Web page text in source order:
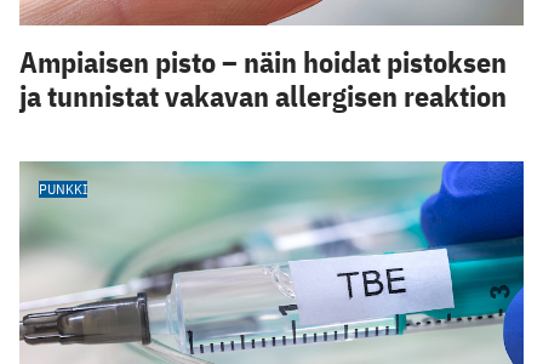
Ampiaisen pisto – näin hoidat pistoksen
ja tunnistat vakavan allergisen reaktion
PUNKKI